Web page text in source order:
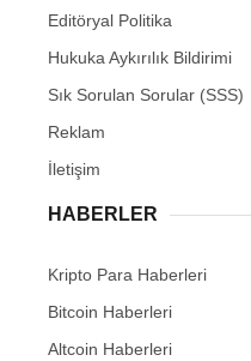
Editöryal Politika
Hukuka Aykırılık Bildirimi
Sık Sorulan Sorular (SSS)
Reklam
İletişim
HABERLER
Kripto Para Haberleri
Bitcoin Haberleri
Altcoin Haberleri